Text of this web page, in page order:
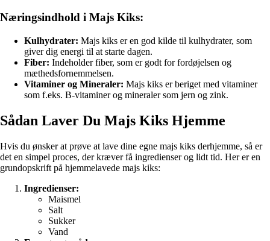
Næringsindhold i Majs Kiks:
Kulhydrater: Majs kiks er en god kilde til kulhydrater, som
giver dig energi til at starte dagen.
Fiber: Indeholder fiber, som er godt for fordøjelsen og
mæthedsfornemmelsen.
Vitaminer og Mineraler: Majs kiks er beriget med vitaminer
som f.eks. B-vitaminer og mineraler som jern og zink.
Sådan Laver Du Majs Kiks Hjemme
Hvis du ønsker at prøve at lave dine egne majs kiks derhjemme, så er
det en simpel proces, der kræver få ingredienser og lidt tid. Her er en
grundopskrift på hjemmelavede majs kiks:
Ingredienser:
Maismel
Salt
Sukker
Vand